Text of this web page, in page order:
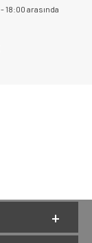
18:00 arasında